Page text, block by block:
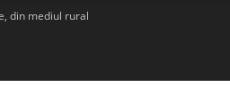
PTV
din mediul rural